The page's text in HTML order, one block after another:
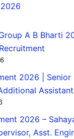
A B Bharti
2026 | Senior
2026 –
Asst.